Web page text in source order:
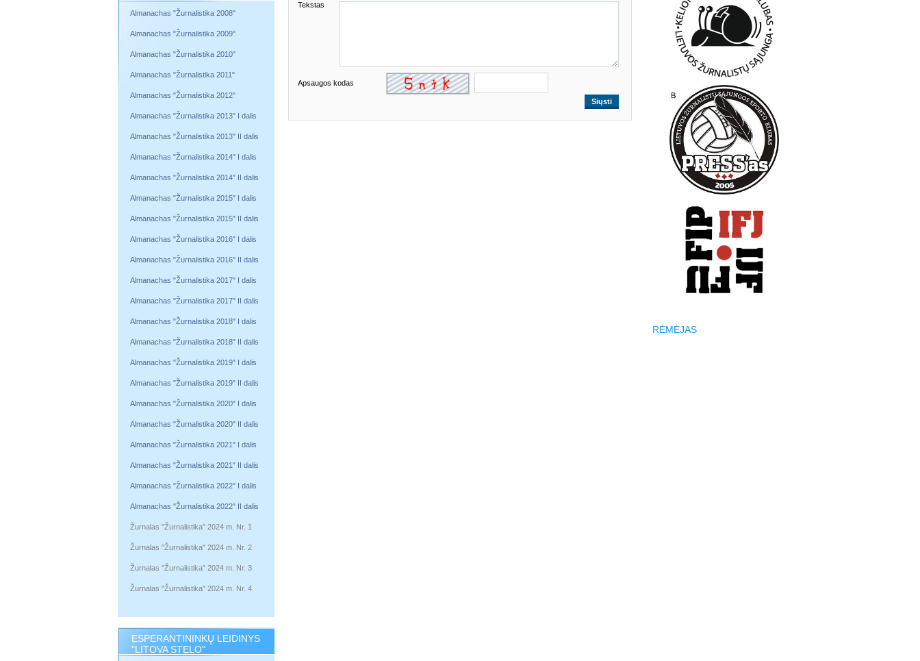
Almanachas "Žurnalistika 2008"
Almanachas "Žurnalistika 2009"
Almanachas "Žurnalistika 2010"
Almanachas "Žurnalistika 2011"
Almanachas "Žurnalistika 2012"
Almanachas "Žurnalistika 2013" I dalis
Almanachas "Žurnalistika 2013" II dalis
Almanachas "Žurnalistika 2014" I dalis
Almanachas "Žurnalistika 2014" II dalis
Almanachas "Žurnalistika 2015" I dalis
Almanachas "Žurnalistika 2015" II dalis
Almanachas "Žurnalistika 2016" I dalis
Almanachas "Žurnalistika 2016" II dalis
Almanachas "Žurnalistika 2017" I dalis
Almanachas "Žurnalistika 2017" II dalis
Almanachas "Žurnalistika 2018" I dalis
Almanachas "Žurnalistika 2018" II dalis
Almanachas "Žurnalistika 2019" I dalis
Almanachas "Žurnalistika 2019" II dalis
Almanachas "Žurnalistika 2020" I dalis
Almanachas "Žurnalistika 2020" II dalis
Almanachas "Žurnalistika 2021" I dalis
Almanachas "Žurnalistika 2021" II dalis
Almanachas "Žurnalistika 2022" I dalis
Almanachas "Žurnalistika 2022" II dalis
Žurnalas "Žurnalistika" 2024 m. Nr. 1
Žurnalas "Žurnalistika" 2024 m. Nr. 2
Žurnalas "Žurnalistika" 2024 m. Nr. 3
Žurnalas "Žurnalistika" 2024 m. Nr. 4
ESPERANTININKŲ LEIDINYS
"LITOVA STELO"
Tekstas
Apsaugos kodas
RĖMĖJAS